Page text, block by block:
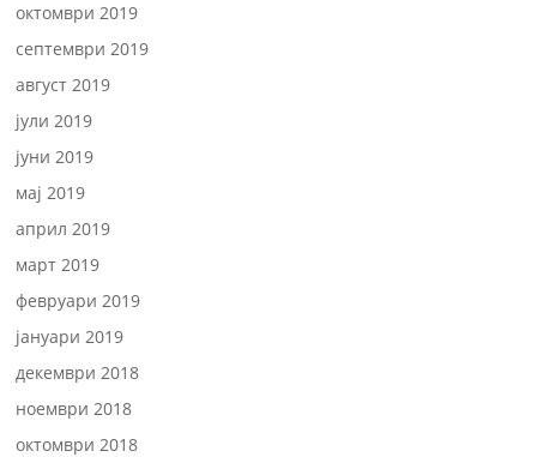
октомври 2019
септември 2019
август 2019
јули 2019
јуни 2019
мај 2019
април 2019
март 2019
февруари 2019
јануари 2019
декември 2018
ноември 2018
октомври 2018